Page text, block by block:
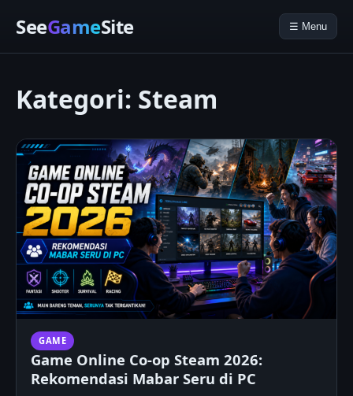
SeeGameSite ☰ Menu
Kategori: Steam
GAME
Game Online Co-op Steam 2026:
Rekomendasi Mabar Seru di PC